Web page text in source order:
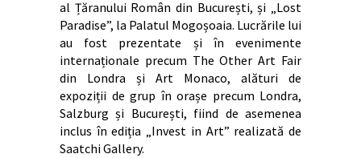
al Țăranului Român din București, și „Lost
Paradise”, la Palatul Mogoșoaia. Lucrările lui
au fost prezentate și în evenimente
internaționale precum The Other Art Fair
din Londra și Art Monaco, alături de
expoziții de grup în orașe precum Londra,
Salzburg și București, fiind de asemenea
inclus în ediția „Invest in Art” realizată de
Saatchi Gallery.